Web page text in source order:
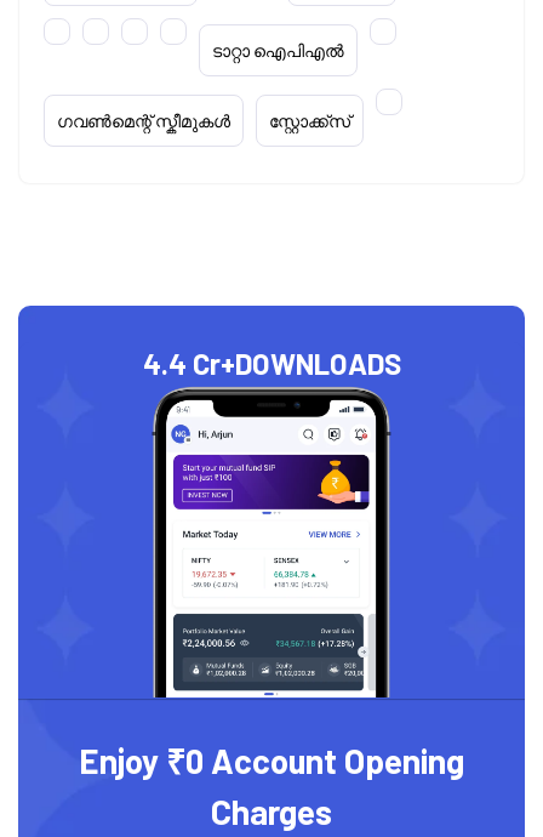
ടാറ്റാ ഐപിഎൽ
ഗവൺമെന്റ് സ്കീമുകൾ സ്റ്റോക്ക്‌സ്
4.4 Cr+DOWNLOADS
Enjoy ₹0 Account Opening
Charges